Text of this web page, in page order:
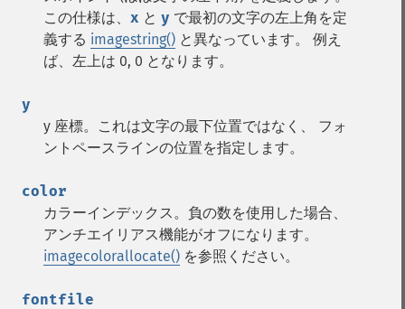
この仕様は、 x と y で最初の文字の左上角を定
義する imagestring() と異なっています。 例え
ば、左上は 0, 0 となります。
y
y 座標。これは文字の最下位置ではなく、 フォ
ントペースラインの位置を指定します。
color
カラーインデックス。負の数を使用した場合、
アンチエイリアス機能がオフになります。
imagecolorallocate() を参照ください。
fontfile